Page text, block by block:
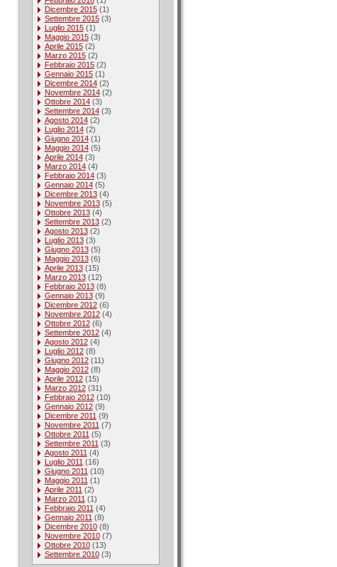
Dicembre 2015(1)
Settembre 2015(3)
Luglio 2015(1)
Maggio 2015(3)
Aprile 2015(2)
Marzo 2015(2)
Febbraio 2015(2)
Gennaio 2015(1)
Dicembre 2014(2)
Novembre 2014(2)
Ottobre 2014(3)
Settembre 2014(3)
Agosto 2014(2)
Luglio 2014(2)
Giugno 2014(1)
Maggio 2014(5)
Aprile 2014(3)
Marzo 2014(4)
Febbraio 2014(3)
Gennaio 2014(5)
Dicembre 2013(4)
Novembre 2013(5)
Ottobre 2013(4)
Settembre 2013(2)
Agosto 2013(2)
Luglio 2013(3)
Giugno 2013(5)
Maggio 2013(6)
Aprile 2013(15)
Marzo 2013(12)
Febbraio 2013(8)
Gennaio 2013(9)
Dicembre 2012(6)
Novembre 2012(4)
Ottobre 2012(6)
Settembre 2012(4)
Agosto 2012(4)
Luglio 2012(8)
Giugno 2012(11)
Maggio 2012(8)
Aprile 2012(15)
Marzo 2012(31)
Febbraio 2012(10)
Gennaio 2012(9)
Dicembre 2011 (9)
Novembre 2011 (7)
Ottobre 2011 (5)
Settembre 2011 (3)
Agosto 2011 (4)
Luglio 2011 (16)
Giugno 2011 (10)
Maggio 2011 (1)
Aprile 2011 (2)
Marzo 2011 (1)
Febbraio 2011 (4)
Gennaio 2011 (8)
Dicembre 2010(8)
Novembre 2010(7)
Ottobre 2010(13)
Settembre 2010(3)